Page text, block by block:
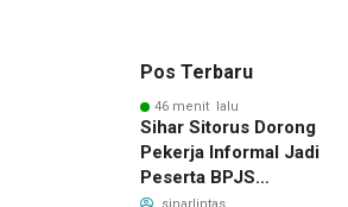
Pos Terbaru
46 menit lalu
Sihar Sitorus Dorong
Pekerja Informal Jadi
Peserta BPJS
Ketenagakerjaan, Manfaat